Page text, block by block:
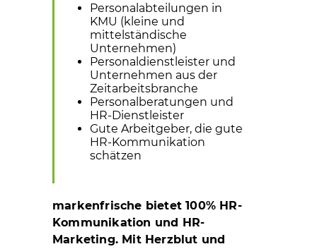
Personalabteilungen in
KMU (kleine und
mittelständische
Unternehmen)
Personaldienstleister und
Unternehmen aus der
Zeitarbeitsbranche
Personalberatungen und
HR-Dienstleister
Gute Arbeitgeber, die gute
HR-Kommunikation
schätzen
markenfrische bietet 100% HR-
Kommunikation und HR-
Marketing. Mit Herzblut und